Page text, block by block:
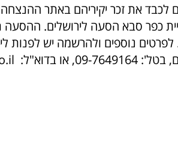
לכבד את זכר יקיריהם באתר
כפר סבא הסעה לירושלים. ההסעה
במאי, 2022 בשעה 07:45. לפרטים נוספים ולהרשמה יש
או בדוא"ל: